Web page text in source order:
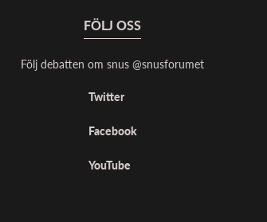
FÖLJ OSS
Följ debatten om snus @snusforumet
Twitter
Facebook
YouTube